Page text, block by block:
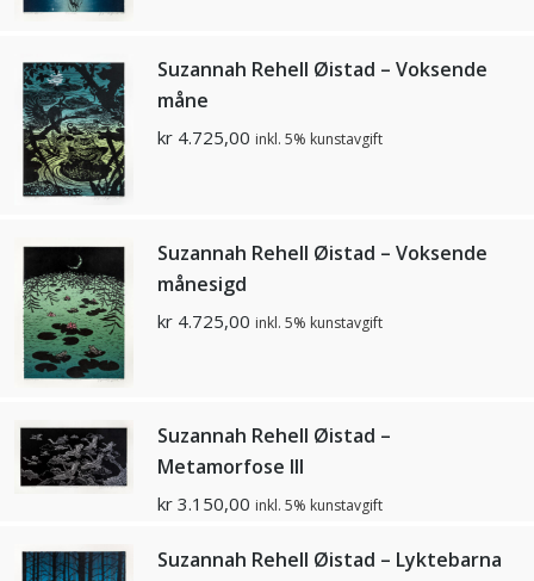
Suzannah Rehell Øistad – Voksende
måne
kr 4.725,00 inkl. 5% kunstavgift
Suzannah Rehell Øistad – Voksende
månesigd
kr 4.725,00 inkl. 5% kunstavgift
Suzannah Rehell Øistad –
Metamorfose lll
kr 3.150,00 inkl. 5% kunstavgift
Suzannah Rehell Øistad – Lyktebarna